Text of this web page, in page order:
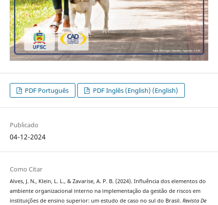
PDF Português PDF Inglês (English) (English)
Publicado
04-12-2024
Como Citar
Alves, J. N., Klein, L. L., & Zavarise, A. P. B. (2024). Influência dos elementos do
ambiente organizacional interno na implementação da gestão de riscos em
instituições de ensino superior: um estudo de caso no sul do Brasil. Revista De